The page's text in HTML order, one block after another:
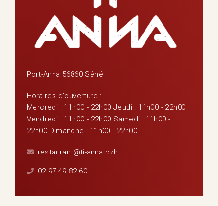
Port-Anna 56860 Séné
Horaires d'ouverture :
Mercredi : 11h00 - 22h00 Jeudi : 11h00 - 22h00
Vendredi : 11h00 - 22h00 Samedi : 11h00 -
22h00 Dimanche : 11h00 - 22h00
restaurant@ti-anna.bzh
02 97 49 82 60